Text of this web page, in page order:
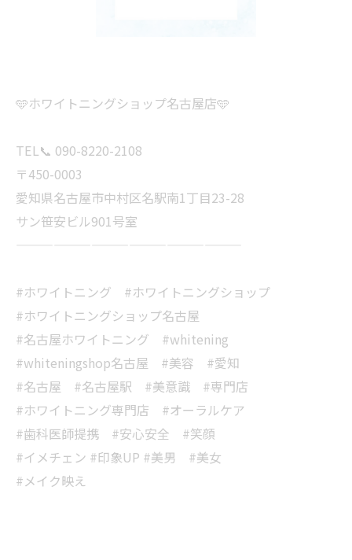
🩵ホワイトニングショップ名古屋店🩵
TEL📞 090-8220-2108
〒450-0003
愛知県名古屋市中村区名駅南1丁目23-28
サン笹安ビル901号室
#ホワイトニング #ホワイトニングショップ
#ホワイトニングショップ名古屋
#名古屋ホワイトニング #whitening
#whiteningshop名古屋 #美容 #愛知
#名古屋 #名古屋駅 #美意識 #専門店
#ホワイトニング専門店 #オーラルケア
#歯科医師提携 #安心安全 #笑顔
#イメチェン #印象UP #美男 #美女
#メイク映え